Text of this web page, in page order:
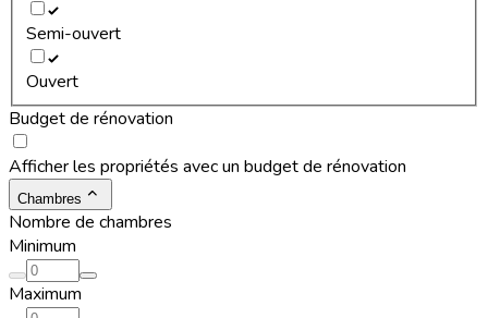
Semi-ouvert
Ouvert
Budget de rénovation
Afficher les propriétés avec un budget de rénovation
Chambres
Nombre de chambres
Minimum
Maximum